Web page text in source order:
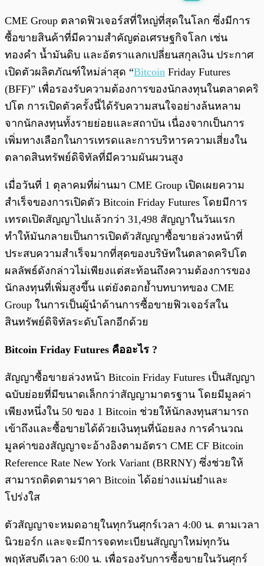
/ 0:00
CME Group ตลาดฟิวเจอร์สที่ใหญ่ที่สุดในโลก ซึ่งมีการ
ซื้อขายสินค้าที่มีความสำคัญต่อเศรษฐกิจโลก เช่น
ทองคำ น้ำมันดิบ และอัตราแลกเปลี่ยนสกุลเงิน ประกาศ
เปิดตัวผลิตภัณฑ์ใหม่ล่าสุด “Bitcoin Friday Futures
(BFF)” เพื่อรองรับความต้องการของนักลงทุนในตลาดคริ
ปโต การเปิดตัวครั้งนี้ได้รับความสนใจอย่างล้นหลาม
จากนักลงทุนทั้งรายย่อยและสถาบัน เนื่องจากเป็นการ
เพิ่มทางเลือกในการเทรดและการบริหารความเสี่ยงใน
ตลาดสินทรัพย์ดิจิทัลที่มีความผันผวนสูง
เมื่อวันที่ 1 ตุลาคมที่ผ่านมา CME Group เปิดเผยความ
สำเร็จของการเปิดตัว Bitcoin Friday Futures โดยมีการ
เทรดเปิดสัญญาไปแล้วกว่า 31,498 สัญญาในวันแรก
ทำให้มันกลายเป็นการเปิดตัวสัญญาซื้อขายล่วงหน้าที่
ประสบความสำเร็จมากที่สุดของบริษัทในตลาดคริปโต
ผลลัพธ์ดังกล่าวไม่เพียงแต่สะท้อนถึงความต้องการของ
นักลงทุนที่เพิ่มสูงขึ้น แต่ยังตอกย้ำบทบาทของ CME
Group ในการเป็นผู้นำด้านการซื้อขายฟิวเจอร์สใน
สินทรัพย์ดิจิทัลระดับโลกอีกด้วย
Bitcoin Friday Futures คืออะไร ?
สัญญาซื้อขายล่วงหน้า Bitcoin Friday Futures เป็นสัญญา
ฉบับย่อยที่มีขนาดเล็กกว่าสัญญามาตรฐาน โดยมีมูลค่า
เพียงหนึ่งใน 50 ของ 1 Bitcoin ช่วยให้นักลงทุนสามารถ
เข้าถึงและซื้อขายได้ด้วยเงินทุนที่น้อยลง การคำนวณ
มูลค่าของสัญญาจะอ้างอิงตามอัตรา CME CF Bitcoin
Reference Rate New York Variant (BRRNY) ซึ่งช่วยให้
สามารถติดตามราคา Bitcoin ได้อย่างแม่นยำและ
โปร่งใส
ตัวสัญญาจะหมดอายุในทุกวันศุกร์เวลา 4:00 น. ตามเวลา
นิวยอร์ก และจะมีการจดทะเบียนสัญญาใหม่ทุกวัน
พฤหัสบดีเวลา 6:00 น. เพื่อรองรับการซื้อขายในวันศุกร์